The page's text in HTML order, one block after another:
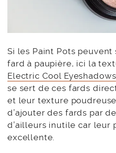
Si les Paint Pots
fard à paupière, ici la
Electric Cool Eyeshadows
se sert de ces fards
et leur texture
d’ajouter des fards par
d’ailleurs inutile car leur
excellente.